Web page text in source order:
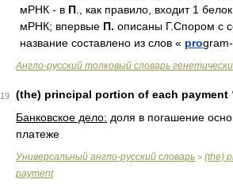
мРНК - в П ., как правило, входит 1
мРНК; впервые П. описаны Г.Спором с
название составлено из слов « program-
Англо-русский толковый словарь
19
(the) principal portion of each payment
Банковское дело: доля в погашение
платеже
Универсальный англо-русский словарь > (the)
payment